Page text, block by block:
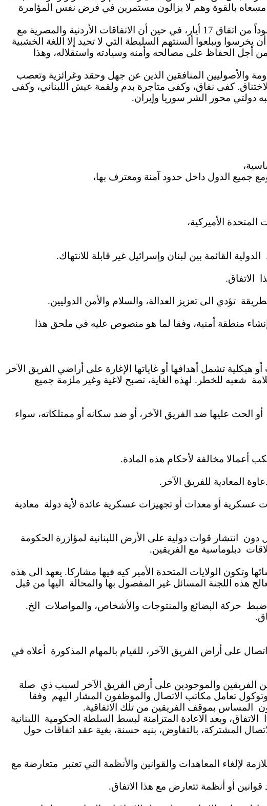
مسعاه بالقوة وهم لا يزالون مستمرين في فرض نفس المؤامرة
الجازم سوريا لن تحصل من إسرائيل في أي وقت وتحت أي ظرف على اتفاق سلام أفضل شروطاً وبنوداً من اتفاق 17 أيار، في حين أن الاتفاقات الأردنية والمصرية مع
كل الذين يهاجمون اتفاق 17 أيار أن يخرسوا ويبلعوا ألسنتهم السليطة التي لا تجيد إلا اللغة الخشبية
أجل الحفاظ على مصالحه وأمنه وسيادته واستقلاله، وهذا
وتجار المقاومة والأصوليين المنافقين الذين عن جهل وحقد وغرائزية وتعصب
كفى نفاق، وكفى متاجرة بدم ولقمة عيش اللبناني، وكفى
دولتي محور الشر سوريا وإيران.
جميع الدول داخل حدود آمنة ومعترف بها،
الأميركية،
الدولية القائمة بين لبنان وإسرائيل غير قابلة للانتهاك.
الاتفاق.
تؤدي الى تعزيز العدالة، والسلام والأمن الدوليين.
إنشاء منطقة أمنية، وفقا لما هو منصوص عليه في ملحق هذا
تشمل أهدافها أو غاياتها الإغارة على أراضي الفريق الآخر
شعبه للخطر. لهذه الغاية، تصبح لاغية وغير ملزمة جميع
أو الحث عليها ضد الفريق الآخر، أو ضد سكانه أو ممتلكاته، سواء
أعمالا مخالفة لأحكام هذه المادة.
المعادية للفريق الآخر.
عسكرية أو معدات أو تجهيزات عسكرية عائدة لأية دولة معادية
دون
انتشار قوات دولية على الأرض اللبنانية لمؤازرة الحكومة
دبلوماسية مع الفريقين.
وتكون الولايات المتحدة الأمير كيه فيها مشاركا. يعهد الى هذه
تعالج هذه اللجنة المسائل غير المفصول بها والمحالة
اليها من قبل
ضبط حركة البضائع والمنتوجات والأشخاص، والمواصلات
الخ.
اتصال على أراض الفريق الآخر، للقيام بالمهام المذكورة
أعلاه في
الفريقين والموجودين على أرض الفريق الآخر لسبب ذي صلة
تعامل مكاتب الاتصال والموظفون المشار اليهم
وفقا
المساس بموقف الفريقين من تلك الاتفاقية.
الاتفاق، وبعد الاعادة المتزامنة لبسط السلطة الحكومية
اللبنانية
المشتركة، بالتفاوض، بنيه حسنة، بغية عقد اتفاقات حول
متعارضة مع
قوانين أو أنظمة تتعارض مع هذا الاتفاق.